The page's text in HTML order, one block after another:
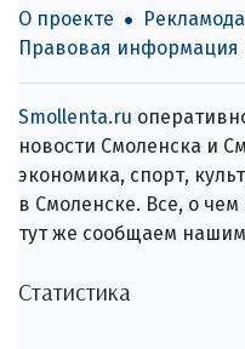
О проекте
Правовая информация
Smollenta.ru
новости Смоленска и
экономика, спорт,
в Смоленске. Все, о
тут же сообщаем
Статистика